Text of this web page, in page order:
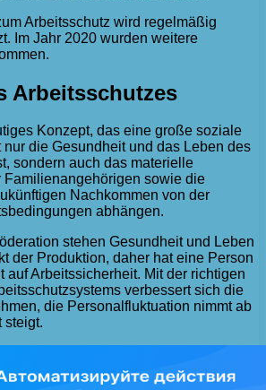
Arbeitsschutz wird regelmäßig
Im Jahr 2020 wurden weitere
Arbeitsschutzes
Konzept, das eine große soziale
die Gesundheit und das Leben des
sondern auch das materielle
Familienangehörigen sowie die
Nachkommen von der
abhängen.
stehen Gesundheit und Leben
der Produktion, daher hat eine Person
auf Arbeitssicherheit. Mit der richtigen
verbessert sich die
die Personalfluktuation nimmt ab
steigt.